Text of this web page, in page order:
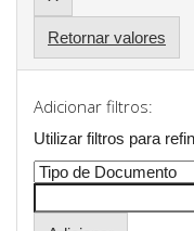
Retornar valores
Adicionar filtros:
Utilizar filtros para